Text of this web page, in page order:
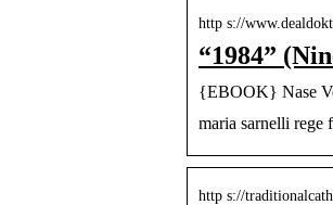
http s://
“1984”
{EBOOK} Nase
maria sarnelli rege
http s://